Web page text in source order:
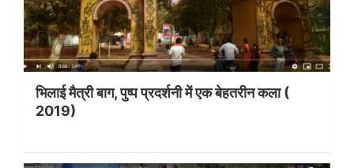
भिलाई मैत्री बाग, पुष्प प्रदर्शनी में एक बेहतरीन कला (
2019)